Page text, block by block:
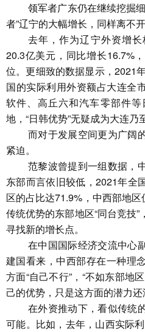
领军者广东仍在继续挖掘
者”辽宁的大幅增长，同样离不
去年，作为辽宁外资增
20.3亿美元，同比增长16.7%
位。更细致的数据显示，2021
国的实际利用外资额占大连全
软件、高丘六和汽车零部件
地，“日韩优势”无疑成为大连乃
而对于发展空间更为广阔
紧迫。
范黎波曾提到一组数据，
东部而言依旧较低，2021年全
区的占比达71.9%，中西部地
传统优势的东部地区“同台竞技
寻找新的增长点。
在中国国际经济交流中心
建国看来，中西部存在一种理
方面“自己不行”，“不如东部地
己的优势，只是这方面的潜力还
在外资推动下，看似传统
可能。比如，去年，山西实际